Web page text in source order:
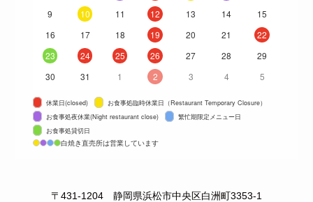
9
10 11 12 13 14
15
16
17 18 19 20 21
22
23
24 25 26 27 28
29
30
31 1 2 3 4 5
休業日(closed)
お食事処臨時休業日（Restaurant Temporary Closure）
お食事処夜休業(Night restaurant close)
繁忙期限定メニュー日
お食事処貸切日
白焼き直売所は営業しています
〒431-1204 静岡県浜松市中央区白洲町3353-1